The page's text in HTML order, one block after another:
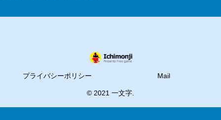
プライバシーポリシー Mail
© 2021 一文字.